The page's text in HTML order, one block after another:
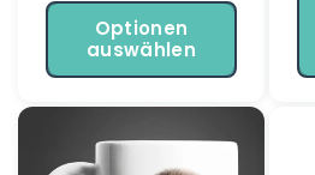
Optionen
auswählen